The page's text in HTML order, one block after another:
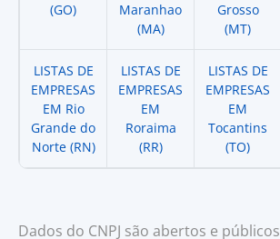
(GO)
Maranhao
(MA)
Grosso
(MT)
LISTAS DE
EMPRESAS
EM Rio
Grande do
Norte (RN)
LISTAS DE
EMPRESAS
EM
Roraima
(RR)
LISTAS DE
EMPRESAS
EM
Tocantins
(TO)
Dados do CNPJ são abertos e